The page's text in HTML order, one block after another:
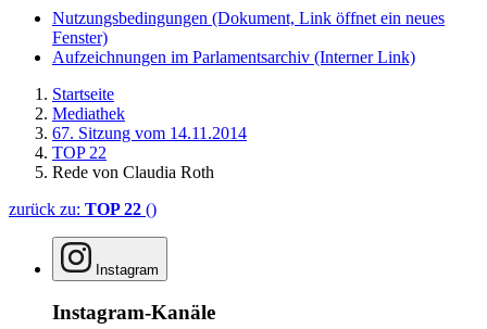
Nutzungsbedingungen (Dokument, Link öffnet ein neues
Fenster)
Aufzeichnungen im Parlamentsarchiv (Interner Link)
Startseite
Mediathek
67. Sitzung vom 14.11.2014
TOP 22
Rede von Claudia Roth
zurück zu: TOP 22 ()
Instagram
Instagram-Kanäle